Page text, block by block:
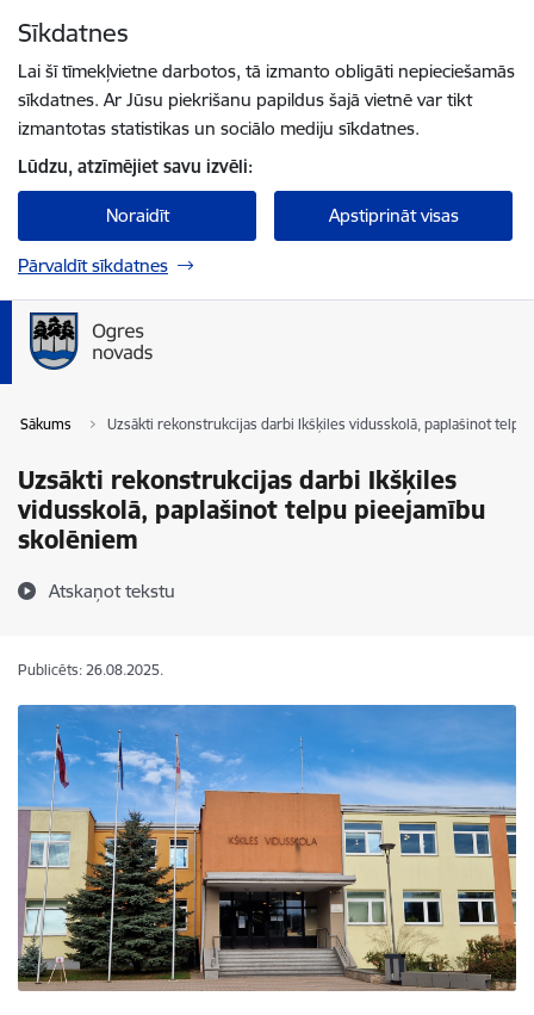
Sīkdatnes
Lai šī tīmekļvietne darbotos, tā izmanto obligāti nepieciešamās
sīkdatnes. Ar Jūsu piekrišanu papildus šajā vietnē var tikt
izmantotas statistikas un sociālo mediju sīkdatnes.
Lūdzu, atzīmējiet savu izvēli:
Noraidīt Apstiprināt visas
Pārvaldīt sīkdatnes
Sākums Uzsākti rekonstrukcijas darbi Ikšķiles vidusskolā, paplašinot
Uzsākti rekonstrukcijas darbi Ikšķiles
vidusskolā, paplašinot telpu pieejamību
skolēniem
Atskaņot tekstu
Publicēts: 26.08.2025.